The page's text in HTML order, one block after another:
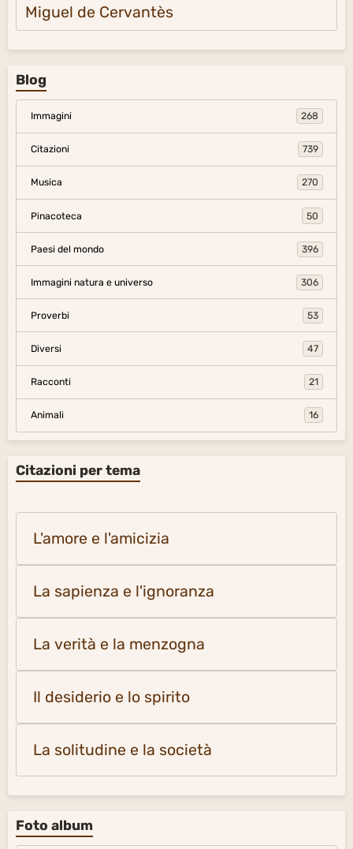
Miguel de Cervantès
Blog
Immagini 268
Citazioni 739
Musica 270
Pinacoteca 50
Paesi del mondo 396
Immagini natura e universo 306
Proverbi 53
Diversi 47
Racconti 21
Animali 16
Citazioni per tema
L'amore e l'amicizia
La sapienza e l'ignoranza
La verità e la menzogna
Il desiderio e lo spirito
La solitudine e la società
Foto album